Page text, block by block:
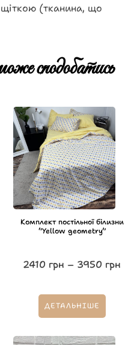
(тканина, що
сподобатись
Комплект постільної білизни
“Yellow geometry”
2410 грн – 3950 грн
ДЕТАЛЬНІШЕ